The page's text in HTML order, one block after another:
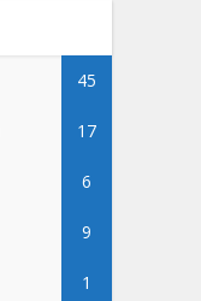
45
17
6
9
1